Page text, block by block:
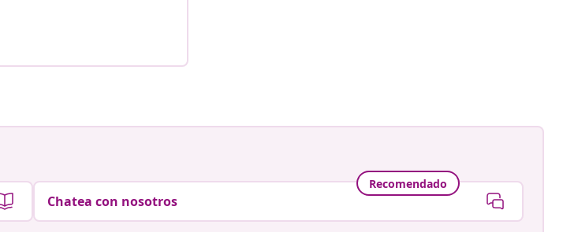
Recomendado
Chatea con nosotros